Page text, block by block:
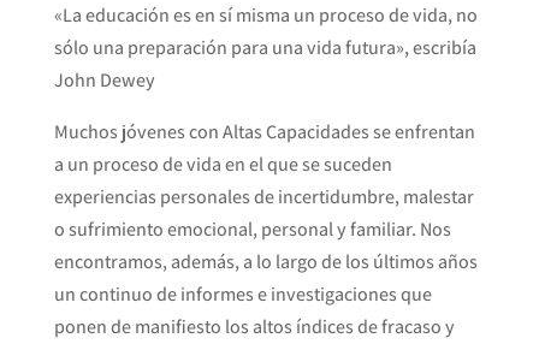
«La educación es en sí misma un proceso de vida, no
sólo una preparación para una vida futura», escribía
John Dewey
Muchos jóvenes con Altas Capacidades se enfrentan
a un proceso de vida en el que se suceden
experiencias personales de incertidumbre, malestar
o sufrimiento emocional, personal y familiar. Nos
encontramos, además, a lo largo de los últimos años
un continuo de informes e investigaciones que
ponen de manifiesto los altos índices de fracaso y